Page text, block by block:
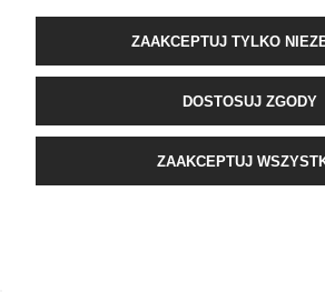
POKAŻ PEŁNĄ WERSJĘ
ZAAKCEPTUJ TYLKO
DOSTOSUJ ZGODY
ZAAKCEPTUJ